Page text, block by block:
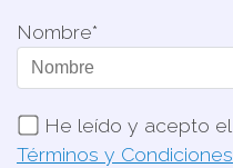
Nombre*
He leído y acepto el
Términos y Condiciones